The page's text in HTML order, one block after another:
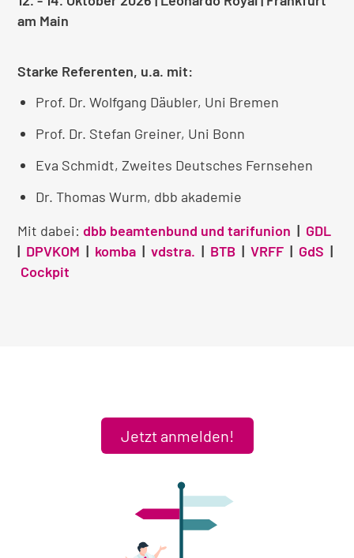
am Main
Starke Referenten, u.a. mit:
Prof. Dr. Wolfgang Däubler, Uni Bremen
Prof. Dr. Stefan Greiner, Uni Bonn
Eva Schmidt, Zweites Deutsches Fernsehen
Dr. Thomas Wurm, dbb akademie
Mit dabei:dbb beamtenbund und tarifunion | GDL
| DPVKOM | komba |vdstra. | BTB |VRFF | GdS |
Cockpit
Jetzt anmelden!